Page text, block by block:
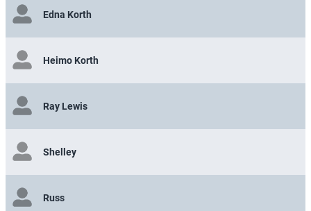
Edna Korth
Heimo Korth
Ray Lewis
Shelley
Russ